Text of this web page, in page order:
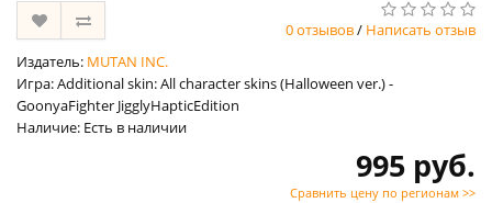
0 отзывов/ Написать отзыв
Издатель: MUTAN INC.
Игра: Additional skin: All character skins (Halloween ver.) -
GoonyaFighter JigglyHapticEdition
Наличие: Есть в наличии
995 руб.
Сравнить цену по регионам >>